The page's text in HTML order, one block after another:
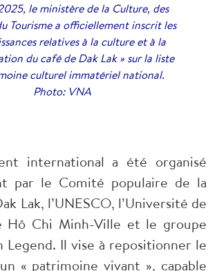
le ministère de la Culture, des
Tourisme a officiellement inscrit les
relatives à la culture et à la
du café de Dak Lak » sur la liste
culturel immatériel national.
Photo: VNA
international a été organisé
par le Comité populaire de la
Lak, l’UNESCO, l’Université de
Hô Chi Minh-Ville et le groupe
Legend. Il vise à repositionner le
« patrimoine vivant », capable